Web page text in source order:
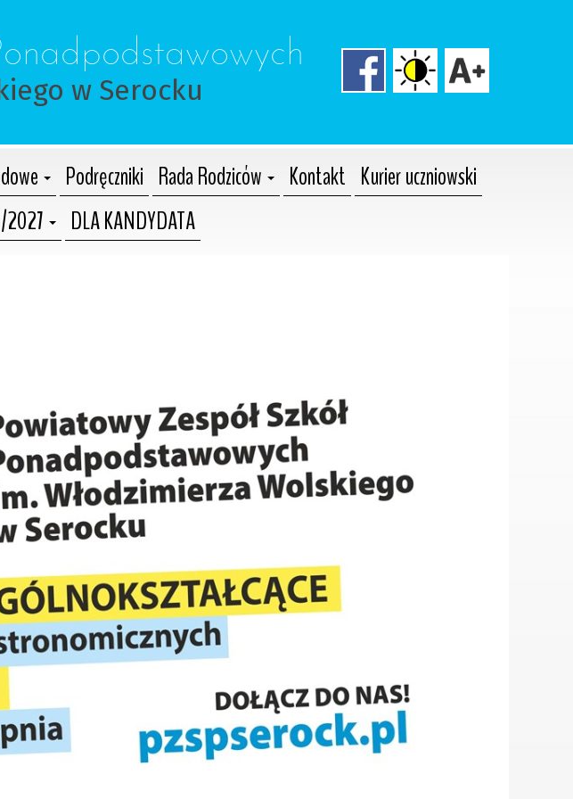
w Serocku
Podręczniki Rada Rodziców Kontakt Kurier uczniowski
DLA KANDYDATA